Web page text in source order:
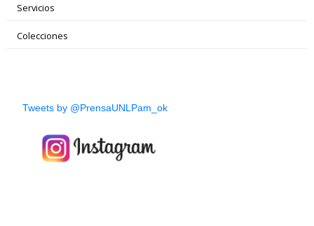
Servicios
Colecciones
Tweets by @PrensaUNLPam_ok